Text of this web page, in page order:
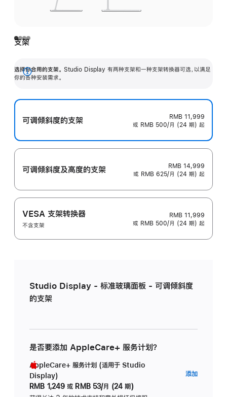
支架
选择你合用的支架。 Studio Display 有两种支架和一种支架转换器可选，以满足
你的各种安装需求。
展
可调倾斜度的支架
RMB 11,999
或 RMB 500/月 (24 期) 起
可调倾斜度及高‍度的支‍架
RMB 14,999
或 RMB 625/月 (24 期) 起
VESA 支架转换器
不含支架
RMB 11,999
或 RMB 500/月 (24 期) 起
Studio Display - 标准玻璃面板 - 可调倾斜度
的支架
是否要添加 AppleCare+ 服务计划？
AppleCare+ 服务计划 (适用于 Studio
Display)
RMB 1,249 或 RMB 53/月 (24 期)
添加